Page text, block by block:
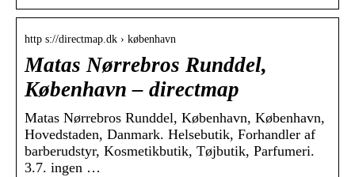
http s://directmap.dk › københavn
Matas Nørrebros Runddel,
København – directmap
Matas Nørrebros Runddel, København, København,
Hovedstaden, Danmark. Helsebutik, Forhandler af
barberudstyr, Kosmetikbutik, Tøjbutik, Parfumeri.
3.7. ingen …